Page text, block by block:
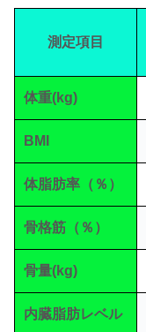
測定項目
体重(kg)
BMI
体脂肪率（％）
骨格筋（％）
骨量(kg)
内臓脂肪レベル